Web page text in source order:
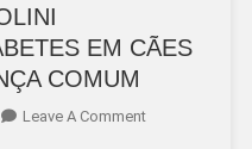
EM CÃES
COMUM
Leave A CommentOn